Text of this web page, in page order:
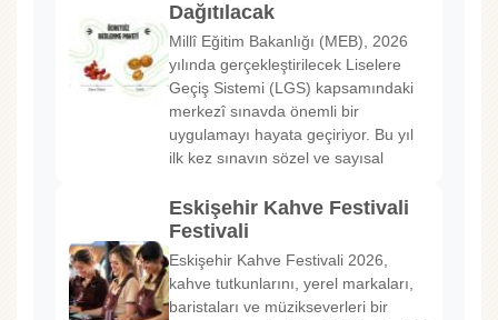
Dağıtılacak
Millî Eğitim Bakanlığı (MEB), 2026
yılında gerçekleştirilecek Liselere
Geçiş Sistemi (LGS) kapsamındaki
merkezî sınavda önemli bir
uygulamayı hayata geçiriyor. Bu yıl
ilk kez sınavın sözel ve sayısal
Eskişehir Kahve Festivali
Festivali
Eskişehir Kahve Festivali 2026,
kahve tutkunlarını, yerel markaları,
baristaları ve müzikseverleri bir